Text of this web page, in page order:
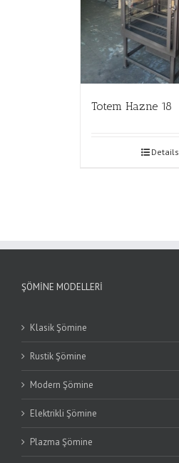
Totem Hazne 18
Details
ŞÖMINE MODELLERI
Klasik Şömine
Rustik Şömine
Modern Şömine
Elektrikli Şömine
Plazma Şömine